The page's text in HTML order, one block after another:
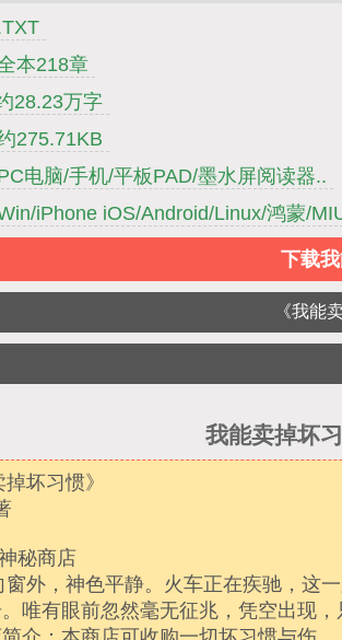
本218章
28.23万字
275.71KB
电脑/手机/平板PAD/墨水屏阅读器..
iPhone iOS/Android/Linux/鸿蒙/
下载
《我能
我能卖掉坏